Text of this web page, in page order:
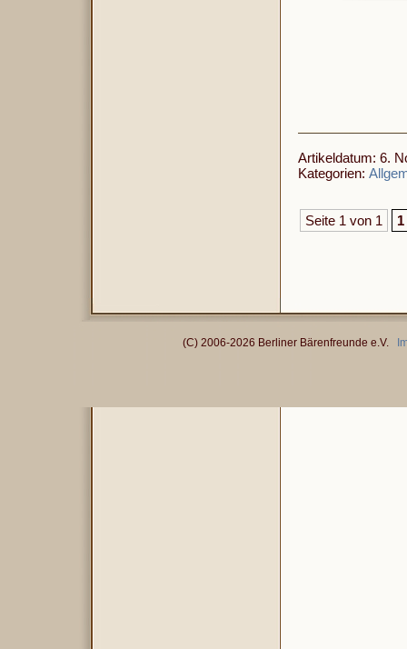
Artikeldatum: 6.
Kategorien:
Seite 1 von 1 1
(C) 2006-2026 Berliner Bärenfreunde e.V.